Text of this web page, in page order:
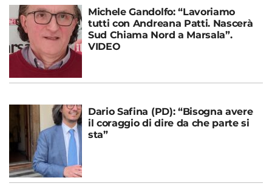
Michele Gandolfo: “Lavoriamo
tutti con Andreana Patti. Nascerà
Sud Chiama Nord a Marsala”.
VIDEO
Dario Safina (PD): “Bisogna avere
il coraggio di dire da che parte si
sta”